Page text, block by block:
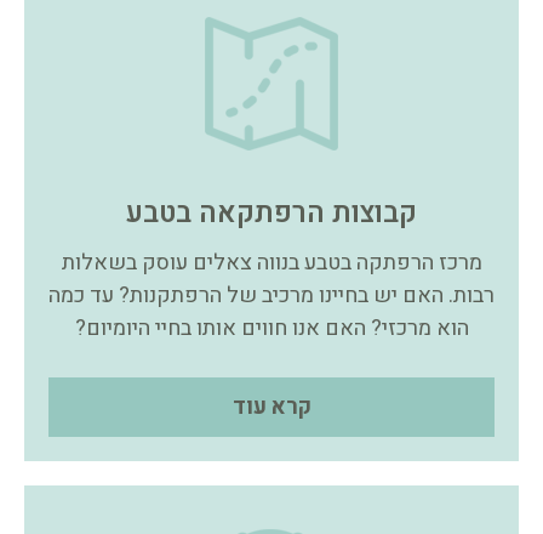
קבוצות הרפתקאה בטבע
מרכז הרפתקה בטבע בנווה צאלים עוסק בשאלות
רבות. האם יש בחיינו מרכיב של הרפתקנות? עד כמה
הוא מרכזי? האם אנו חווים אותו בחיי היומיום?
קרא עוד